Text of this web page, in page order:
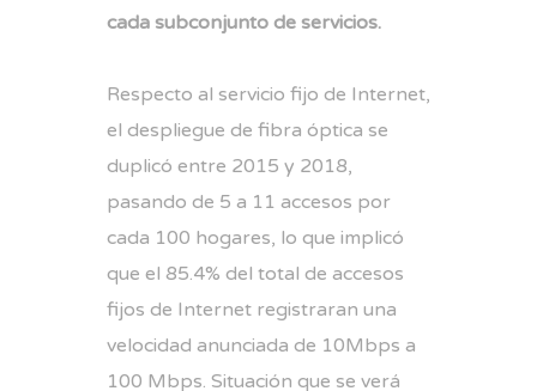
cada subconjunto de servicios.
Respecto al servicio fijo de Internet,
el despliegue de fibra óptica se
duplicó entre 2015 y 2018,
pasando de 5 a 11 accesos por
cada 100 hogares, lo que implicó
que el 85.4% del total de accesos
fijos de Internet registraran una
velocidad anunciada de 10Mbps a
100 Mbps. Situación que se verá